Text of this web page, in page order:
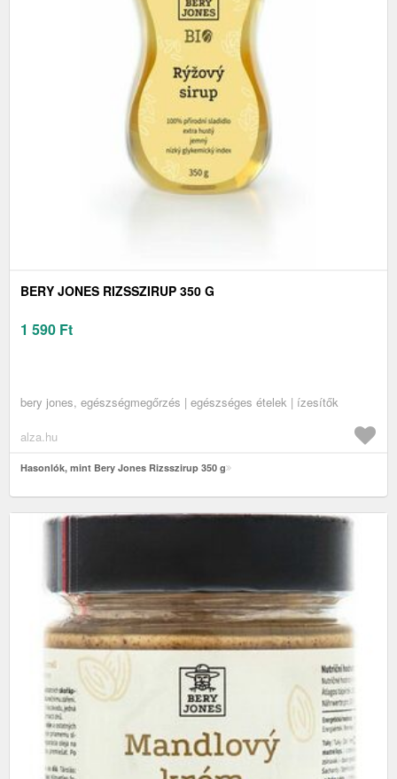
BERY JONES RIZSSZIRUP 350 G
1 590 Ft
bery jones, egészségmegőrzés | egészséges ételek | ízesítők
alza.hu
Hasonlók, mint Bery Jones Rizsszirup 350 g